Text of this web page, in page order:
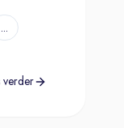
...
verder